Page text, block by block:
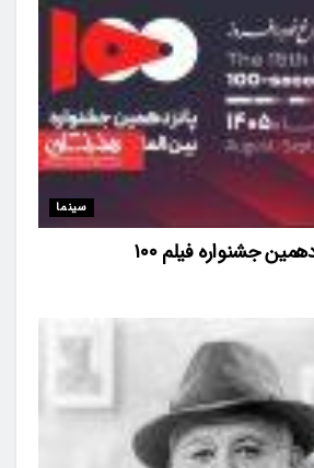
سینما
جشنواره فیلم ۱۰۰